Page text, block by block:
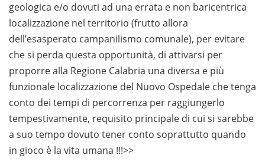
geologica e/o dovuti ad una errata e non baricentrica
localizzazione nel territorio (frutto allora
dell’esasperato campanilismo comunale), per evitare
che si perda questa opportunità, di attivarsi per
proporre alla Regione Calabria una diversa e più
funzionale localizzazione del Nuovo Ospedale che tenga
conto dei tempi di percorrenza per raggiungerlo
tempestivamente, requisito principale di cui si sarebbe
a suo tempo dovuto tener conto soprattutto quando
in gioco è la vita umana !!!>>